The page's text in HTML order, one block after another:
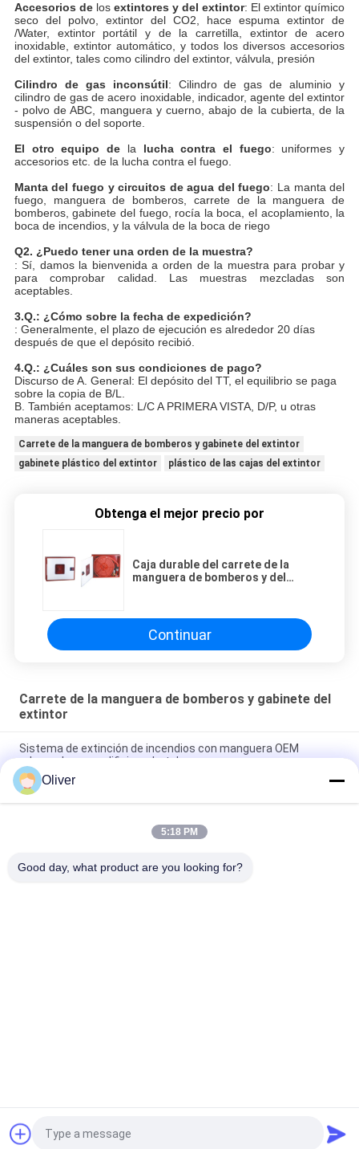
Accesorios delos extintores y del extintor: El extintor químico
seco del polvo, extintor del CO2, hace espuma extintor de
/Water, extintor portátil y de la carretilla, extintor de acero
inoxidable, extintor automático, y todos los diversos accesorios
del extintor, tales como cilindro del extintor, válvula, presión
Cilindro de gas inconsútil: Cilindro de gas de aluminio y
cilindro de gas de acero inoxidable, indicador, agente del extintor
- polvo de ABC, manguera y cuerno, abajo de la cubierta, de la
suspensión o del soporte.
El otro equipo de la lucha contra el fuego: uniformes y
accesorios etc. de la lucha contra el fuego.
Manta del fuego y circuitos de agua del fuego: La manta del
fuego, manguera de bomberos, carrete de la manguera de
bomberos, gabinete del fuego, rocía la boca, el acoplamiento, la
boca de incendios, y la válvula de la boca de riego
Q2. ¿Puedo tener una orden de la muestra?
: Sí, damos la bienvenida a orden de la muestra para probar y
para comprobar calidad. Las muestras mezcladas son
aceptables.
3.Q.: ¿Cómo sobre la fecha de expedición?
: Generalmente, el plazo de ejecución es alrededor 20 días
después de que el depósito recibió.
4.Q.: ¿Cuáles son sus condiciones de pago?
Discurso de A. General: El depósito del TT, el equilibrio se paga
sobre la copia de B/L.
B. También aceptamos: L/C A PRIMERA VISTA, D/P, u otras
maneras aceptables.
Carrete de la manguera de bomberos y gabinete del extintor
gabinete plástico del extintor
plástico de las cajas del extintor
Obtenga el mejor precio por
Caja durable del carrete de la
manguera de bomberos y del
extintor
Continuar
Carrete de la manguera de bomberos y gabinete del
extintor
Sistema de extinción de incendios con manguera OEM
adecuado para edificios y hoteles
Carrete de la manguera de bomberos de la caja del extintor y
gabinete interiores rojos del extintor
Cabinet de extintor OEM para 4kg 6kg con ventana
Solicitar una cotización
Oliver
5:18 PM
Good day, what product are you looking for?